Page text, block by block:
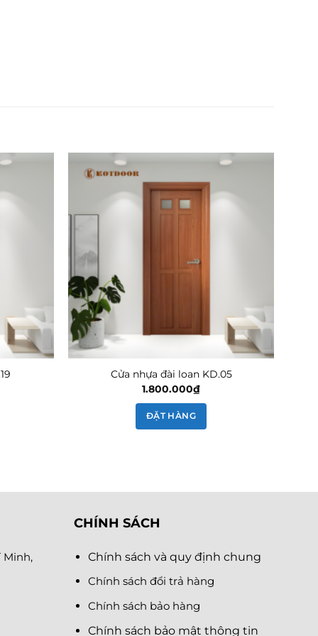
Cửa nhựa đài loan KD.05
1.800.000₫
ĐẶT HÀNG
Minh,
CHÍNH SÁCH
Chính sách và quy định chung
Chính sách đổi trả hàng
Chính sách bảo hàng
Chính sách bảo mật thông tin